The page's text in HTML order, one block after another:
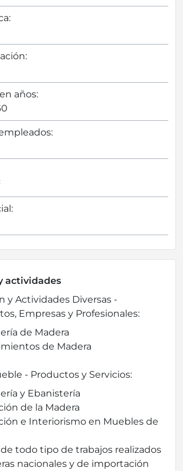
años:
actividades
y Actividades Diversas -
Empresas y Profesionales:
de Madera
de Madera
- Productos y Servicios:
y Ebanistería
de la Madera
e Interiorismo en Muebles de
todo tipo de trabajos realizados
nacionales y de importación